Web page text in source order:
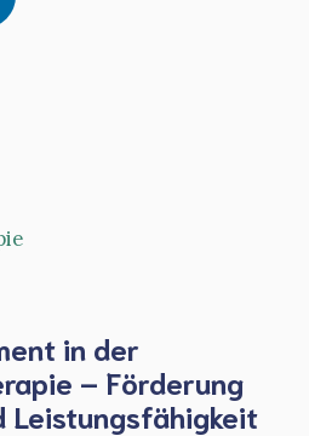
in der
– Förderung
Leistungsfähigkeit